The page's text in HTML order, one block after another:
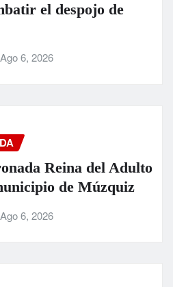
el despojo de
Ago 6, 2026
Reina del Adulto
de Múzquiz
Ago 6, 2026